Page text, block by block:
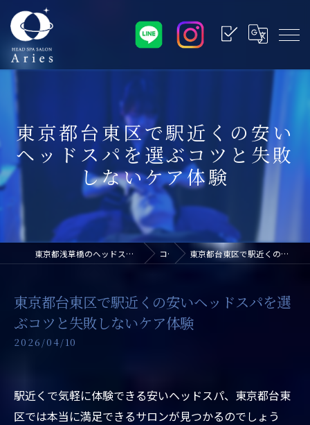
東京都台東区で駅近くの安い
ヘッドスパを選ぶコツと失敗
しないケア体験
東京都浅草橋のヘッドスパなら浅草橋ドライヘッドスパ専門店アリエス コラム 東京都台東区で駅近くの安いヘッドスパを選ぶコツと失敗しないケア体験
東京都台東区で駅近くの安いヘッドスパを選
ぶコツと失敗しないケア体験
2026/04/10
駅近くで気軽に体験できる安いヘッドスパ、東京都台東
区では本当に満足できるサロンが見つかるのでしょう